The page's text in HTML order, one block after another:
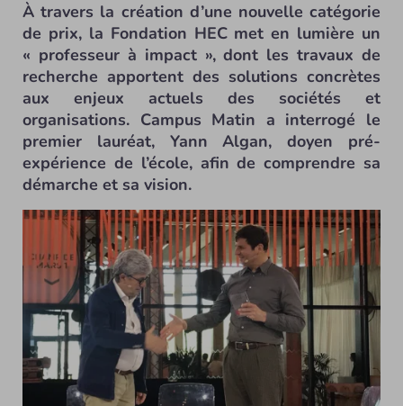
À travers la création d’une nouvelle catégorie
de prix, la Fondation HEC met en lumière un
« professeur à impact », dont les travaux de
recherche apportent des solutions concrètes
aux enjeux actuels des sociétés et
organisations. Campus Matin a interrogé le
premier lauréat, Yann Algan, doyen pré-
expérience de l’école, afin de comprendre sa
démarche et sa vision.